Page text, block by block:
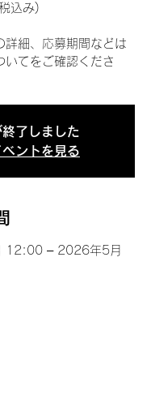
込み)
詳細、応募期間などは
いてをご確認くださ
了しました
ントを見る
12:00 – 2026年5月